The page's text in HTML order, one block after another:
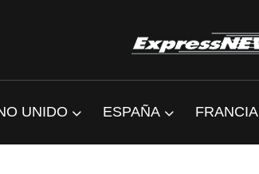
UNIDO ESPAÑA FRANCIA